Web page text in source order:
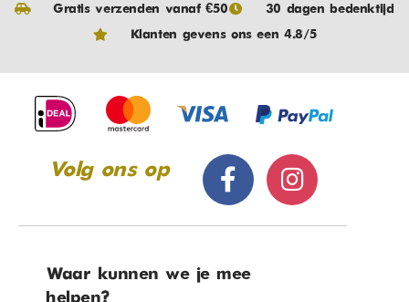
Gratis verzenden vanaf €50
30 dagen bedenktijd
Klanten gevens ons een 4.8/5
Volg ons op
Waar kunnen we je mee
helpen?